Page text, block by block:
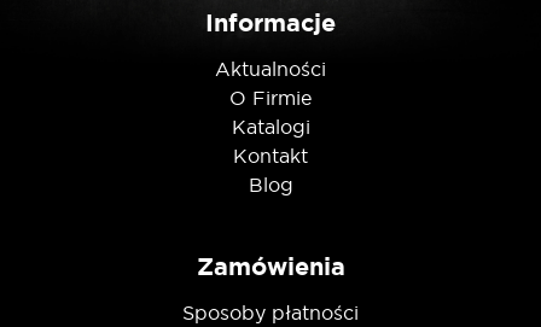
Informacje
Aktualności
O Firmie
Katalogi
Kontakt
Blog
Zamówienia
Sposoby płatności